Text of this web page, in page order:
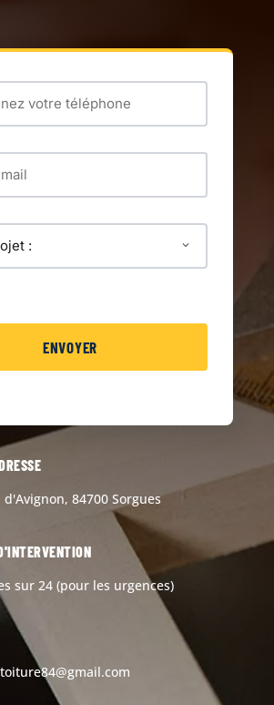
d'Avignon, 84700 Sorgues
sur 24 (pour les urgences)